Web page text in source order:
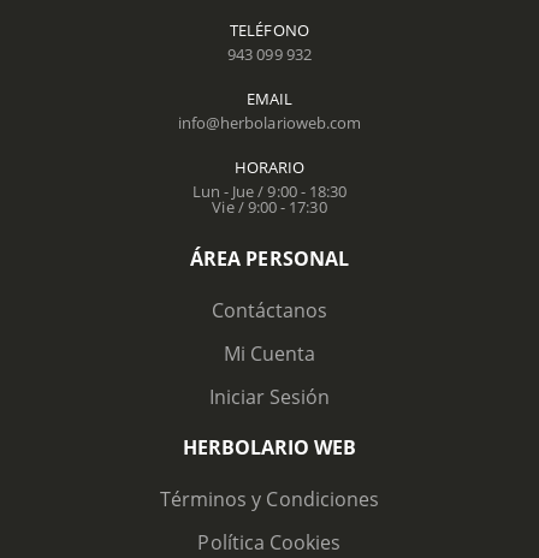
TELÉFONO
943 099 932
EMAIL
info@herbolarioweb.com
HORARIO
Lun - Jue / 9:00 - 18:30
Vie / 9:00 - 17:30
ÁREA PERSONAL
Contáctanos
Mi Cuenta
Iniciar Sesión
HERBOLARIO WEB
Términos y Condiciones
Política Cookies